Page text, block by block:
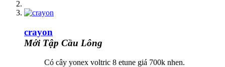
crayon
Mới Tập Cầu Lông
Có cây yonex voltric 8 etune giá 700k nhen.